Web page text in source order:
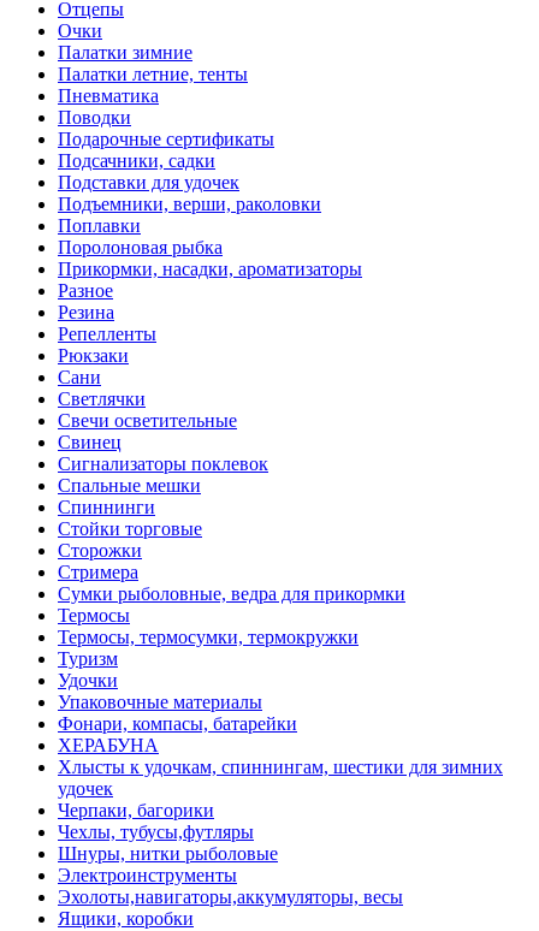
Отцепы
Очки
Палатки зимние
Палатки летние, тенты
Пневматика
Поводки
Подарочные сертификаты
Подсачники, садки
Подставки для удочек
Подъемники, верши, раколовки
Поплавки
Поролоновая рыбка
Прикормки, насадки, ароматизаторы
Разное
Резина
Репелленты
Рюкзаки
Сани
Светлячки
Свечи осветительные
Свинец
Сигнализаторы поклевок
Спальные мешки
Спиннинги
Стойки торговые
Сторожки
Стримера
Сумки рыболовные, ведра для прикормки
Термосы
Термосы, термосумки, термокружки
Туризм
Удочки
Упаковочные материалы
Фонари, компасы, батарейки
ХЕРАБУНА
Хлысты к удочкам, спиннингам, шестики для зимних
удочек
Черпаки, багорики
Чехлы, тубусы,футляры
Шнуры, нитки рыболовые
Электроинструменты
Эхолоты,навигаторы,аккумуляторы, весы
Ящики, коробки